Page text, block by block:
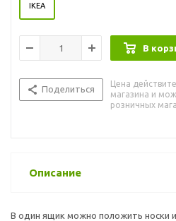
IKEA
В
Поделиться
Цена
магазина и
розничных
Описание
В один ящик можно положить носки